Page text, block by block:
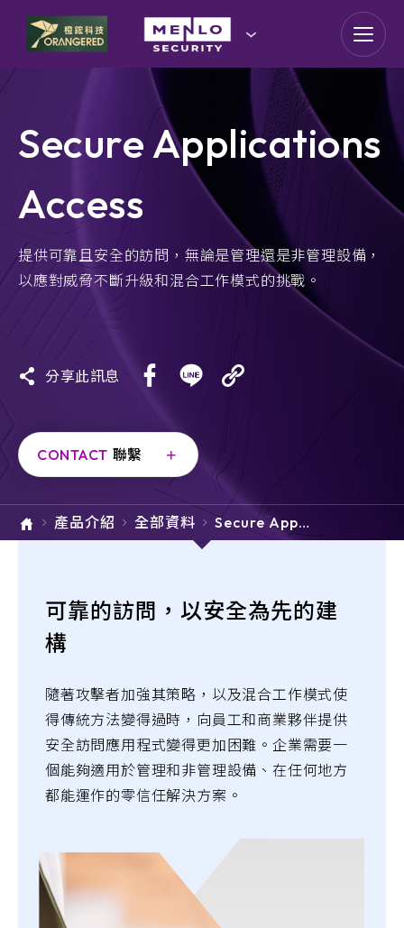
goldennet
N-Partner
TeamT5 杜浦數位安全
QSAN 廣盛科技
OPSWAT
MENLO SECURITY
SSH Communications
Security
ARMIS
Secure Applications
Access
提供可靠且安全的訪問，無論是管理還是非管理設備，
以應對威脅不斷升級和混合工作模式的挑戰。
分享此訊息
CONTACT 聯繫
產品介紹 全部資料
Secure Appli
cations Acce
可靠的訪問，以安全為先的建
構
隨著攻擊者加強其策略，以及混合工作模式使
得傳統方法變得過時，向員工和商業夥伴提供
安全訪問應用程式變得更加困難。企業需要一
個能夠適用於管理和非管理設備、在任何地方
都能運作的零信任解決方案。